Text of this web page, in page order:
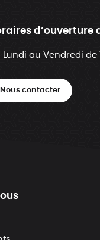
d’ouverture
Lundi au Vendredi de
Nous contacter